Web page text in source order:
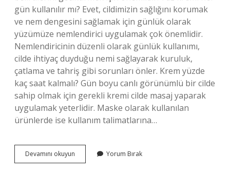
gün kullanılır mı? Evet, cildimizin sağlığını korumak
ve nem dengesini sağlamak için günlük olarak
yüzümüze nemlendirici uygulamak çok önemlidir.
Nemlendiricinin düzenli olarak günlük kullanımı,
cilde ihtiyaç duyduğu nemi sağlayarak kuruluk,
çatlama ve tahriş gibi sorunları önler. Krem yüzde
kaç saat kalmalı? Gün boyu canlı görünümlü bir cilde
sahip olmak için gerekli kremi cilde masaj yaparak
uygulamak yeterlidir. Maske olarak kullanılan
ürünlerde ise kullanım talimatlarına…
Devamını okuyun
Yüze
Yorum Bırak